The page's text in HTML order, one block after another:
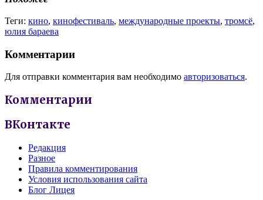
Теги: кино, кинофестиваль, международные проекты, тромсё,
юлия бараева
Комментарии
Для отправки комментария вам необходимо авторизоваться.
Комментарии
ВКонтакте
Редакция
Разное
Правила комментирования
Условия использования сайта
Блог Лицея